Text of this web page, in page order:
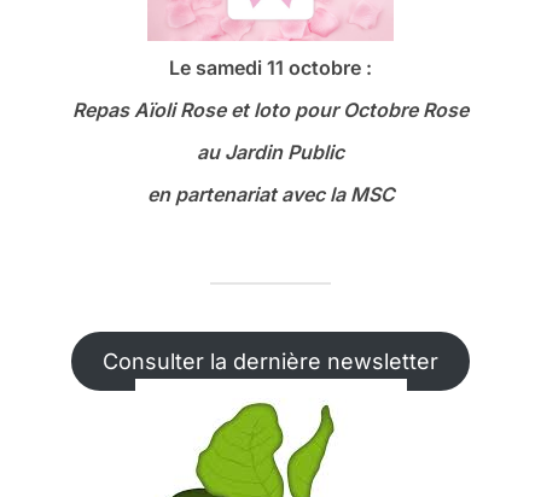
Le samedi 11 octobre :
Repas Aïoli Rose et loto pour Octobre Rose
au Jardin Public
en partenariat avec la MSC
Consulter la dernière newsletter